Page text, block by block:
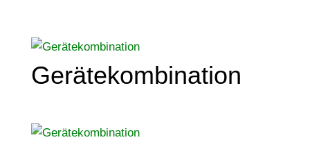
Gerätekombination